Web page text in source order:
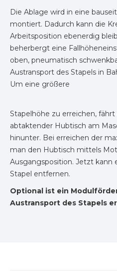
Die Ablage wird in eine
montiert. Dadurch kann die
Arbeitsposition ebenerdig
beherbergt eine
oben, pneumatisch
Austransport des Stapels in
Um eine größere
Stapelhöhe zu erreichen,
abtaktender Hubtisch am
hinunter. Bei erreichen der
man den Hubtisch mittels
Ausgangsposition. Jetzt kann
Stapel entfernen.
Optional ist ein
Austransport des Stapels